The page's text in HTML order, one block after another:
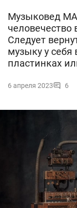
Музыковед
человечество
Следует
музыку у
пластинках
6 апреля 2023 6